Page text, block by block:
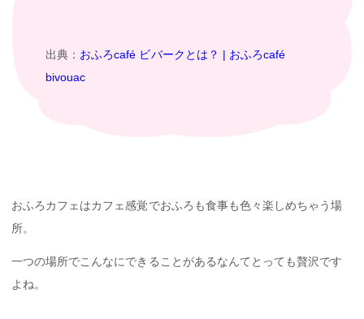
出典： おふろcafé ビバークとは？ | おふろcafé
bivouac
おふろカフェはカフェ感覚でおふろも食事も色々楽しめちゃう場
所。
一つの場所でこんなにできることがあるなんてとっても贅沢です
よね。